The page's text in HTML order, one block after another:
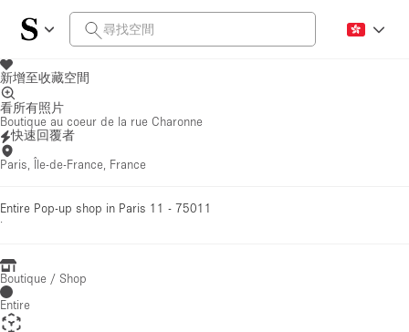
新增至收藏空間
看所有照片
Boutique au coeur de la rue Charonne
快速回覆者
Paris, Île-de-France, France
Entire Pop-up shop in Paris 11 - 75011
·
Boutique / Shop
Entire